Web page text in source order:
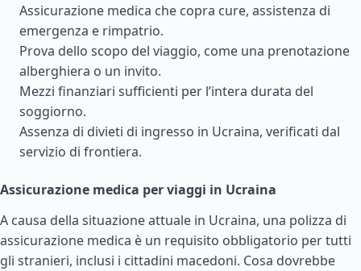
Assicurazione medica che copra cure, assistenza di
emergenza e rimpatrio.
Prova dello scopo del viaggio, come una prenotazione
alberghiera o un invito.
Mezzi finanziari sufficienti per l’intera durata del
soggiorno.
Assenza di divieti di ingresso in Ucraina, verificati dal
servizio di frontiera.
Assicurazione medica per viaggi in Ucraina
A causa della situazione attuale in Ucraina, una polizza di
assicurazione medica è un requisito obbligatorio per tutti
gli stranieri, inclusi i cittadini macedoni. Cosa dovrebbe